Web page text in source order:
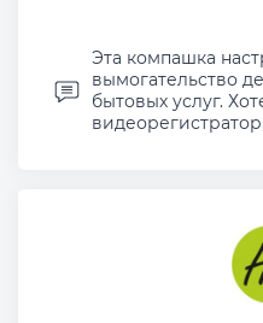
Эта компашка
вымогательство
бытовых услуг.